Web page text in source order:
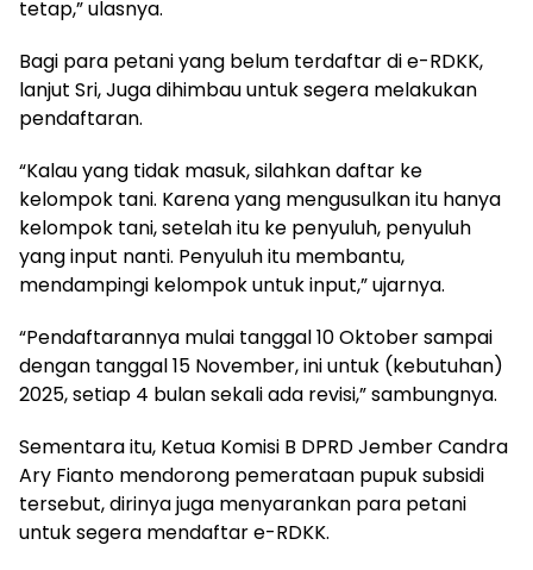
tetap,” ulasnya.
Bagi para petani yang belum terdaftar di e-RDKK,
lanjut Sri, Juga dihimbau untuk segera melakukan
pendaftaran.
“Kalau yang tidak masuk, silahkan daftar ke
kelompok tani. Karena yang mengusulkan itu hanya
kelompok tani, setelah itu ke penyuluh, penyuluh
yang input nanti. Penyuluh itu membantu,
mendampingi kelompok untuk input,” ujarnya.
“Pendaftarannya mulai tanggal 10 Oktober sampai
dengan tanggal 15 November, ini untuk (kebutuhan)
2025, setiap 4 bulan sekali ada revisi,” sambungnya.
Sementara itu, Ketua Komisi B DPRD Jember Candra
Ary Fianto mendorong pemerataan pupuk subsidi
tersebut, dirinya juga menyarankan para petani
untuk segera mendaftar e-RDKK.